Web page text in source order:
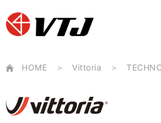
to
content
HOME Vittoria